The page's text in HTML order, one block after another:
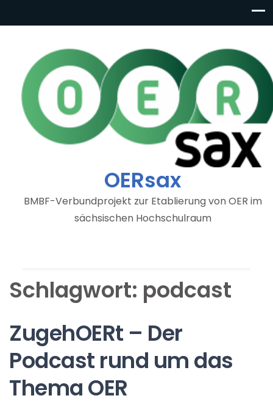
OERsax
BMBF-Verbundprojekt zur Etablierung von OER im
sächsischen Hochschulraum
Schlagwort: podcast
ZugehOERt – Der
Podcast rund um das
Thema OER